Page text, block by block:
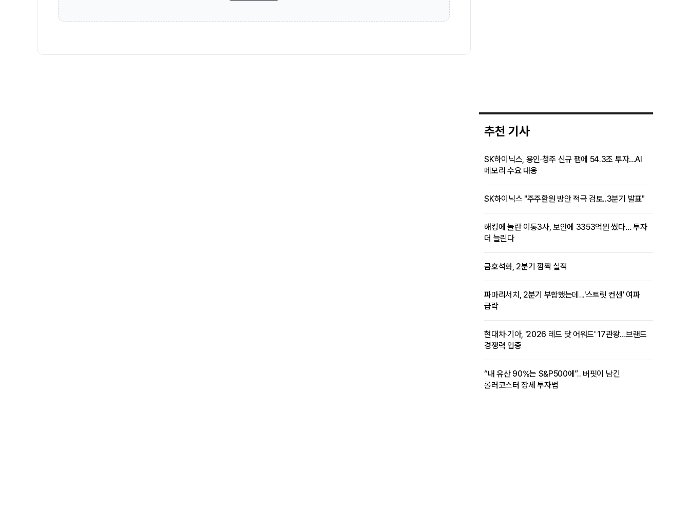
추천 기사
SK하이닉스, 용인·청주 신규 팹에 54.3조 투자…AI
메모리 수요 대응
SK하이닉스 "주주환원 방안 적극 검토..3분기 발표"
해킹에 놀란 이통3사, 보안에 3353억원 썼다… 투자
더 늘린다
금호석화, 2분기 깜짝 실적
파마리서치, 2분기 부합했는데...'스트릿 컨센' 여파
급락
현대차·기아, '2026 레드 닷 어워드' 17관왕…브랜드
경쟁력 입증
“내 유산 90%는 S&P500에”.. 버핏이 남긴
롤러코스터 장세 투자법